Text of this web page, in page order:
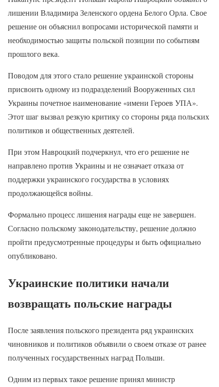
лишении Владимира Зеленского ордена Белого Орла. Свое
решение он объяснил вопросами исторической памяти и
необходимостью защиты польской позиции по событиям
прошлого века.
Поводом для этого стало решение украинской стороны
присвоить одному из подразделений Вооруженных сил
Украины почетное наименование «имени Героев УПА».
Этот шаг вызвал резкую критику со стороны ряда польских
политиков и общественных деятелей.
При этом Навроцкий подчеркнул, что его решение не
направлено против Украины и не означает отказа от
поддержки украинского государства в условиях
продолжающейся войны.
Формально процесс лишения награды еще не завершен.
Согласно польскому законодательству, решение должно
пройти предусмотренные процедуры и быть официально
опубликовано.
Украинские политики начали
возвращать польские награды
После заявления польского президента ряд украинских
чиновников и политиков объявили о своем отказе от ранее
полученных государственных наград Польши.
Одним из первых такое решение принял министр